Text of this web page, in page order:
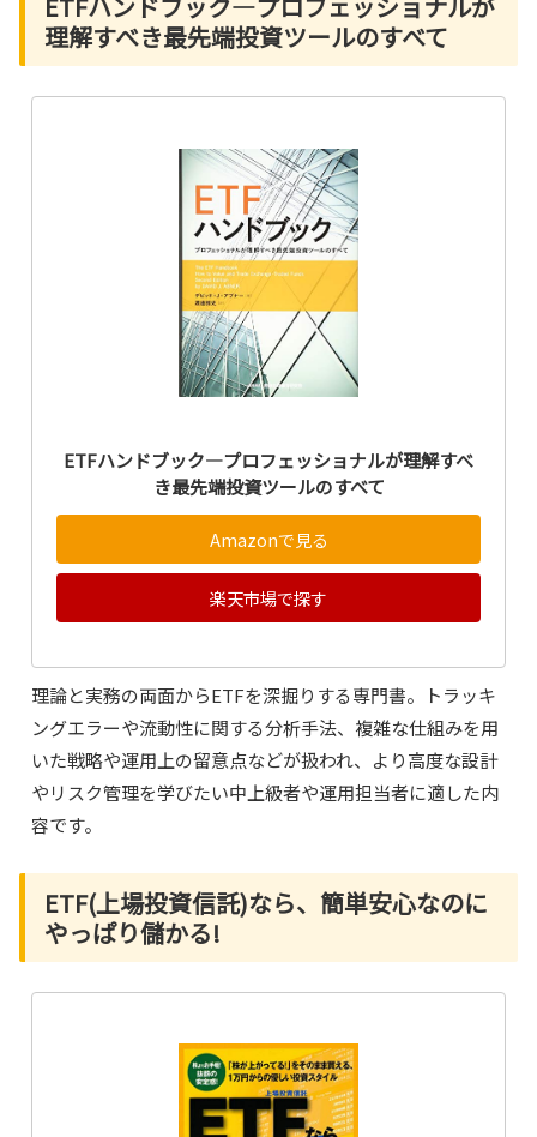
理解すべき最先端投資ツールのすべて
ETFハンドブック―プロフェッショナルが理解すべ
き最先端投資ツールのすべて
Amazonで見る
楽天市場で探す
理論と実務の両面からETFを深掘りする専門書。トラッキ
ングエラーや流動性に関する分析手法、複雑な仕組みを用
いた戦略や運用上の留意点などが扱われ、より高度な設計
やリスク管理を学びたい中上級者や運用担当者に適した内
容です。
ETF(上場投資信託)なら、簡単安心なのに
やっぱり儲かる!